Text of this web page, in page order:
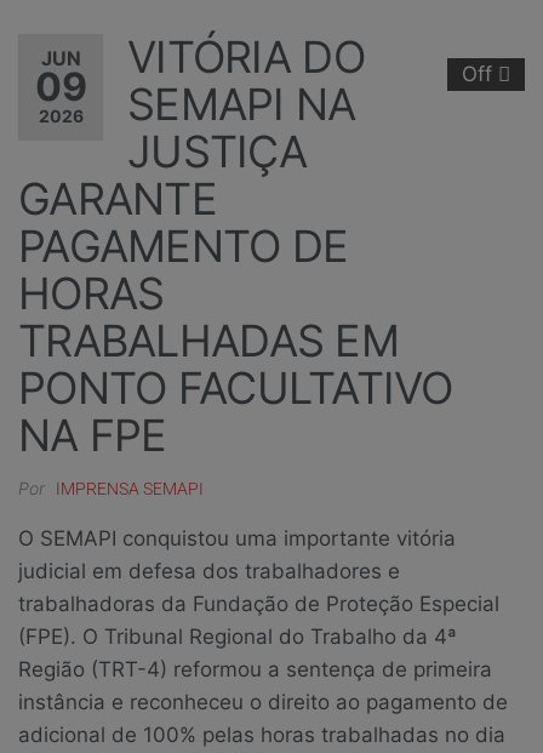
JUN
09
2026
Off
VITÓRIA DO
SEMAPI NA
JUSTIÇA
GARANTE
PAGAMENTO DE
HORAS
TRABALHADAS EM
PONTO FACULTATIVO
NA FPE
Por IMPRENSA SEMAPI
O SEMAPI conquistou uma importante vitória
judicial em defesa dos trabalhadores e
trabalhadoras da Fundação de Proteção Especial
(FPE). O Tribunal Regional do Trabalho da 4ª
Região (TRT-4) reformou a sentença de primeira
instância e reconheceu o direito ao pagamento de
adicional de 100% pelas horas trabalhadas no dia